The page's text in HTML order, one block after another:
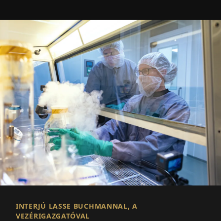
INTERJÚ LASSE BUCHMANNAL, A
VEZÉRIGAZGATÓVAL